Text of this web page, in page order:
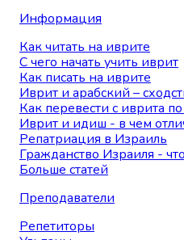
Информация
Как читать на иврите
С чего начать учить иврит
Как писать на иврите
Иврит и арабский –
Как перевести с иврита
Иврит и идиш - в чем
Репатриация в Израиль
Гражданство Израиля -
Больше статей
Преподаватели
Репетиторы